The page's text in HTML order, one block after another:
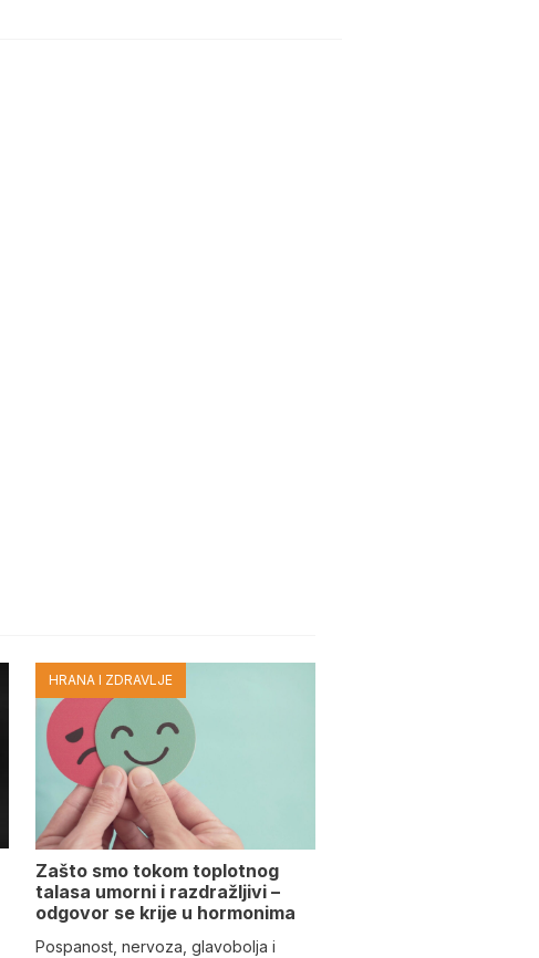
HRANA I ZDRAVLJE
Zašto smo tokom toplotnog
talasa umorni i razdražljivi –
odgovor se krije u hormonima
Pospanost, nervoza, glavobolja i